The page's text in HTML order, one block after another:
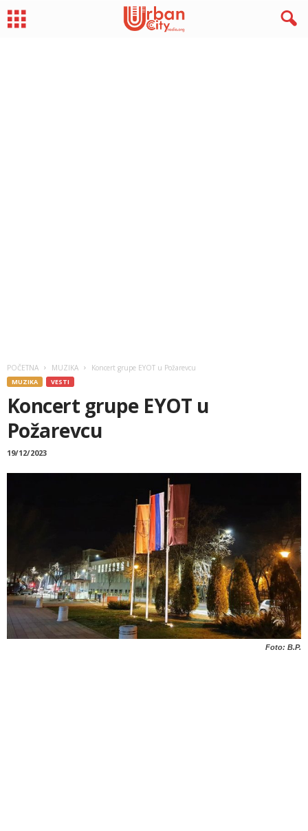
POČETNA MUZIKA Koncert grupe EYOT u Požarevcu
MUZIKA VESTI
Koncert grupe EYOT u
Požarevcu
19/12/2023
Foto: B.P.